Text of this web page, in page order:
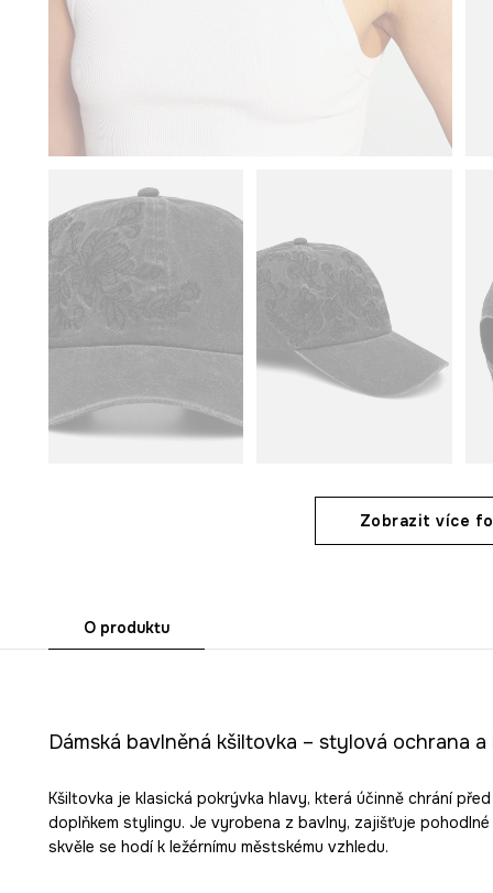
Zobrazit více
O produktu
Dámská bavlněná kšiltovka – stylová ochrana
Kšiltovka je klasická pokrývka hlavy, která účinně chrání
doplňkem stylingu. Je vyrobena z bavlny, zajišťuje
skvěle se hodí k ležérnímu městskému vzhledu.